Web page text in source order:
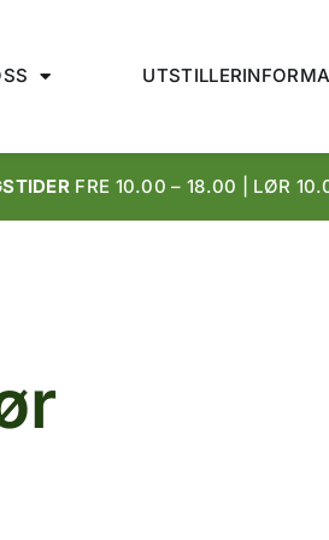
FRE 10.00 – 18.00 | LØR